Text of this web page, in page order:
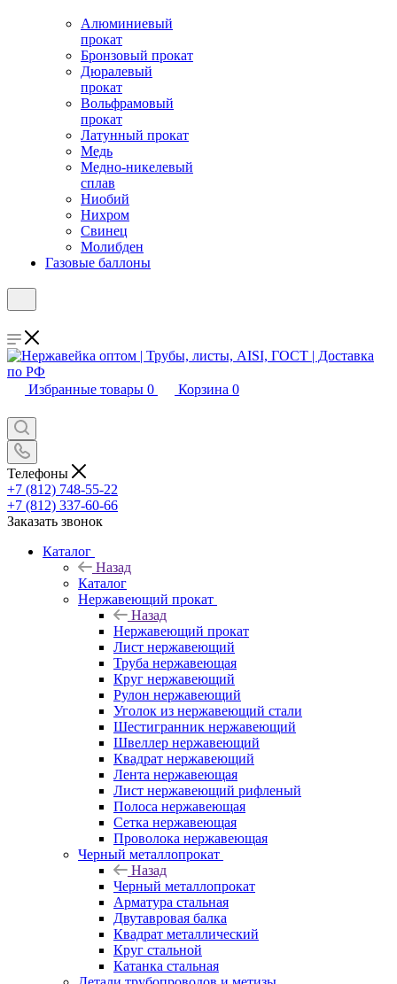
Алюминиевый
прокат
Бронзовый прокат
Дюралевый
прокат
Вольфрамовый
прокат
Латунный прокат
Медь
Медно-никелевый
сплав
Ниобий
Нихром
Свинец
Молибден
Газовые баллоны
Избранные товары 0 Корзина 0
Телефоны
+7 (812) 748-55-22
+7 (812) 337-60-66
Заказать звонок
Каталог
Назад
Каталог
Нержавеющий прокат
Назад
Нержавеющий прокат
Лист нержавеющий
Труба нержавеющая
Круг нержавеющий
Рулон нержавеющий
Уголок из нержавеющий стали
Шестигранник нержавеющий
Швеллер нержавеющий
Квадрат нержавеющий
Лента нержавеющая
Лист нержавеющий рифленый
Полоса нержавеющая
Сетка нержавеющая
Проволока нержавеющая
Черный металлопрокат
Назад
Черный металлопрокат
Арматура стальная
Двутавровая балка
Квадрат металлический
Круг стальной
Катанка стальная